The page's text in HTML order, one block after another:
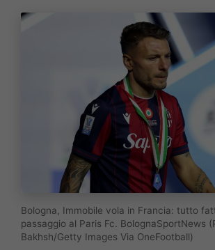
Bologna, Immobile vola in Francia: tutto
passaggio al Paris Fc. BolognaSportNews
Bakhsh/Getty Images Via OneFootball)